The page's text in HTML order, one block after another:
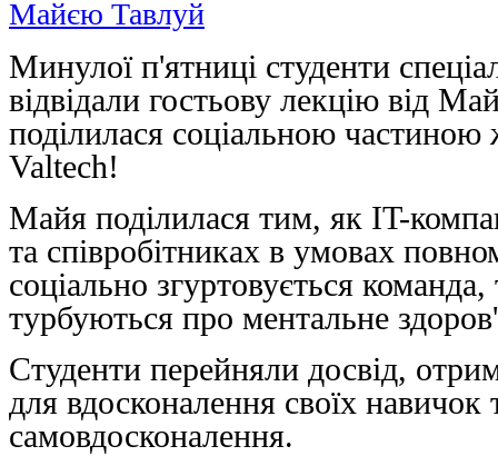
Минулої п'ятниці студенти
відвідали гостьову лекцію від
поділилася соціальною частиною
Valtech!
Майя поділилася тим, як IT-
та співробітниках в умовах
соціально згуртовується
турбуються про ментальне
Студенти перейняли досвід,
для вдосконалення своїх навичок
самовдосконалення.